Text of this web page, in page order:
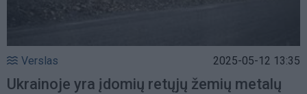
Verslas 2025-05-12 13:35
Ukrainoje yra įdomių retųjų žemių metalų